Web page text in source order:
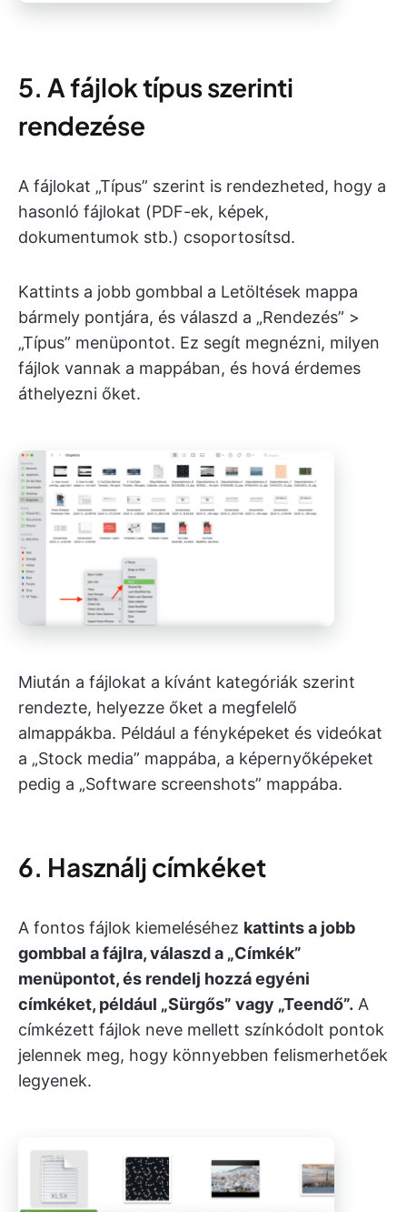
5. A fájlok típus szerinti
rendezése
A fájlokat „Típus” szerint is rendezheted, hogy a
hasonló fájlokat (PDF-ek, képek,
dokumentumok stb.) csoportosítsd.
Kattints a jobb gombbal a Letöltések mappa
bármely pontjára, és válaszd a „Rendezés” >
„Típus” menüpontot. Ez segít megnézni, milyen
fájlok vannak a mappában, és hová érdemes
áthelyezni őket.
Miután a fájlokat a kívánt kategóriák szerint
rendezte, helyezze őket a megfelelő
almappákba. Például a fényképeket és videókat
a „Stock media” mappába, a képernyőképeket
pedig a „Software screenshots” mappába.
6. Használj címkéket
A fontos fájlok kiemeléséhez kattints a jobb
gombbal a fájlra, válaszd a „Címkék”
menüpontot, és rendelj hozzá egyéni
címkéket, például „Sürgős” vagy „Teendő”. A
címkézett fájlok neve mellett színkódolt pontok
jelennek meg, hogy könnyebben felismerhetőek
legyenek.